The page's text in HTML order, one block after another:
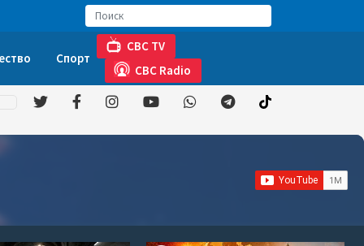
Спорт
CBC TV
CBC Radio